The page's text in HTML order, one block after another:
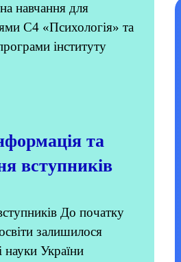
навчання для
С4 «Психологія» та
інституту
та
вступників
До початку
залишилося
науки України